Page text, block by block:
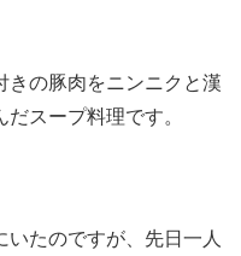
きの豚肉をニンニクと漢
スープ料理です。
たのですが、先日一人